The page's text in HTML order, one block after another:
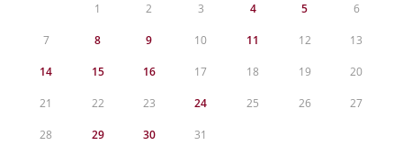
1 2 3 4 5 6
7 8 9 10 11 12 13
14 15 16 17 18 19 20
21 22 23 24 25 26 27
28 29 30 31